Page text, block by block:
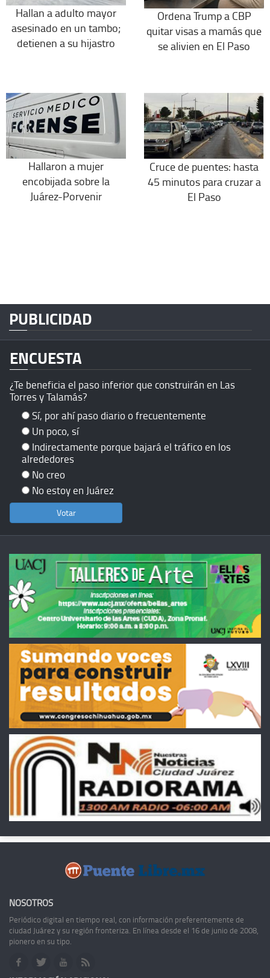
Hallan a adulto mayor
asesinado en un tambo;
detienen a su hijastro
Ordena Trump a CBP
quitar visas a mamás que
se alivien en El Paso
Hallaron a mujer
encobijada sobre la
Juárez-Porvenir
Cruce de puentes: hasta
45 minutos para cruzar a
El Paso
PUBLICIDAD
ENCUESTA
¿Te beneficia el paso inferior que construirán en Las
Torres y Talamás?
Sí, por ahí paso diario o frecuentemente
Un poco, sí
Indirectamente porque bajará el tráfico en los
alrededores
No creo
No estoy en Juárez
NOSOTROS
Periódico digital en tiempo real, con información preferentemente de
ciudad Juárez y su región fronteriza. En línea desde el 16 de junio de 2008,
pionero en su tipo.